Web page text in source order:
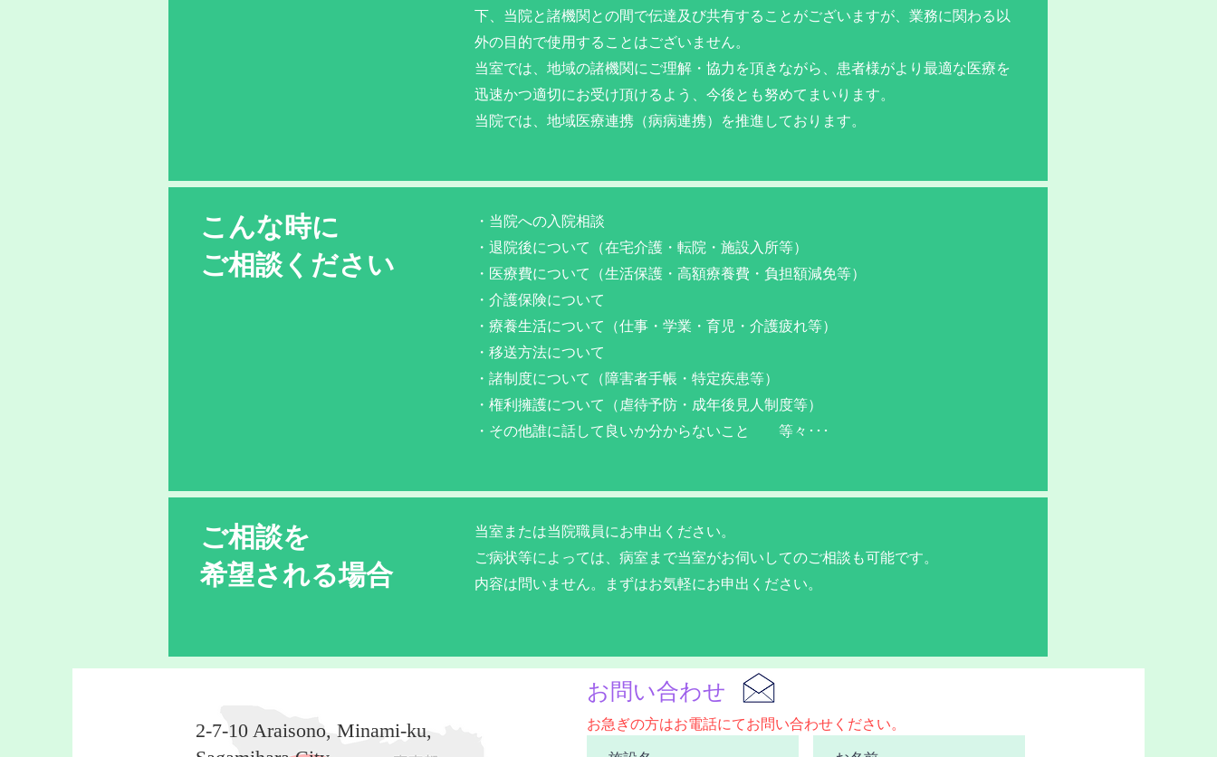
下、当院と諸機関との間で伝達及び共有することがございますが、業務に関わる以
外の目的で使用することはございません。
当室では、地域の諸機関にご理解・協力を頂きながら、患者様がより最適な医療を
迅速かつ適切にお受け頂けるよう、今後とも努めてまいります。
当院では、地域医療連携（病病連携）を推進しております。
こんな時に
ご相談ください
・当院への入院相談
・退院後について（在宅介護・転院・施設入所等）
・医療費について（生活保護・高額療養費・負担額減免等）
・介護保険について
・療養生活について（仕事・学業・育児・介護疲れ等）
・移送方法について
・諸制度について（障害者手帳・特定疾患等）
・権利擁護について（虐待予防・成年後見人制度等）
・その他誰に話して良いか分からないこと 等々･･･
ご相談を
希望される場合
当室または当院職員にお申出ください。
ご病状等によっては、病室まで当室がお伺いしてのご相談も可能です。
内容は問いません。まずはお気軽にお申出ください。
2-7-10 Araisono, Minami-ku,
お問い合わせ
お急ぎの方はお電話にてお問い合わせください。